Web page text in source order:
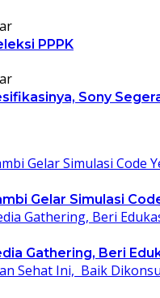
PPPK
Sony
Gelar Simulasi
Gathering, Beri